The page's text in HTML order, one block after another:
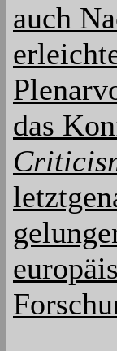
auch
das